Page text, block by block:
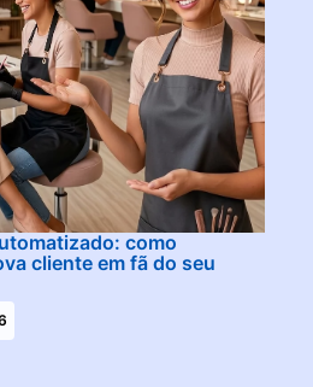
como
cliente em fã do seu